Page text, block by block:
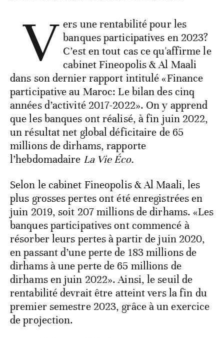
V ers une rentabilité pour les
banques participatives en 2023?
C’est en tout cas ce qu'affirme le
cabinet Fineopolis & Al Maali
dans son dernier rapport intitulé «Finance
participative au Maroc: Le bilan des cinq
années d’activité 2017-2022». On y apprend
que les banques ont réalisé, à fin juin 2022,
un résultat net global déficitaire de 65
millions de dirhams, rapporte
l’hebdomadaire La Vie Éco.
Selon le cabinet Fineopolis & Al Maali, les
plus grosses pertes ont été enregistrées en
juin 2019, soit 207 millions de dirhams. «Les
banques participatives ont commencé à
résorber leurs pertes à partir de juin 2020,
en passant d’une perte de 183 millions de
dirhams à une perte de 65 millions de
dirhams en juin 2022». Ainsi, le seuil de
rentabilité devrait être atteint vers la fin du
premier semestre 2023, grâce à un exercice
de projection.